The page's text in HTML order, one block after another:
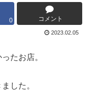
0 コメント
2023.02.05
たお店。
した。